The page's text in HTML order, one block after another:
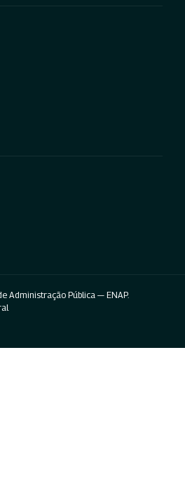
Administração Pública — ENAP.